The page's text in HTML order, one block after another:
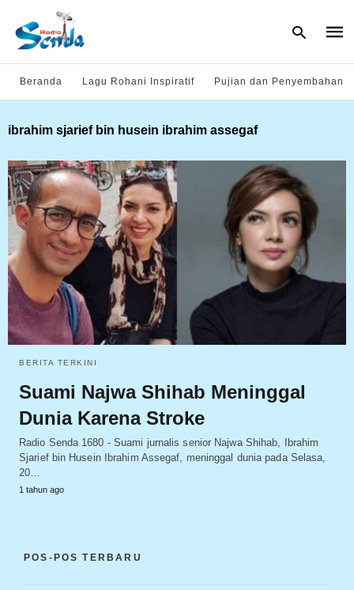
Beranda Lagu Rohani Inspiratif Pujian dan Penyembahan
ibrahim sjarief bin husein ibrahim assegaf
BERITA TERKINI
Suami Najwa Shihab Meninggal
Dunia Karena Stroke
Radio Senda 1680 - Suami jurnalis senior Najwa Shihab, Ibrahim
Sjarief bin Husein Ibrahim Assegaf, meninggal dunia pada Selasa,
20…
1 tahun ago
POS-POS TERBARU